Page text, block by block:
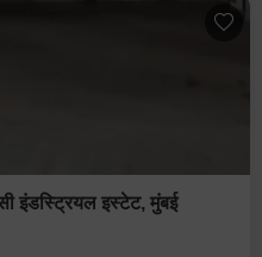
इंडस्ट्रियल इस्टेट, मुंबई